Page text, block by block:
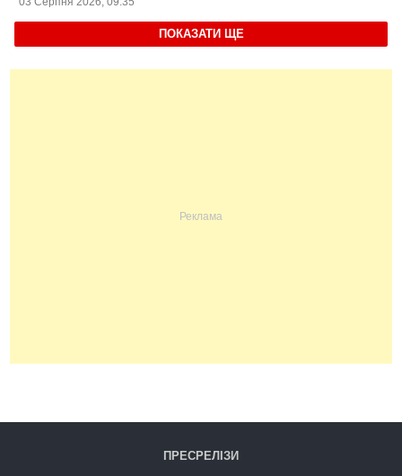
ПОКАЗАТИ ЩЕ
ПРЕСРЕЛІЗИ